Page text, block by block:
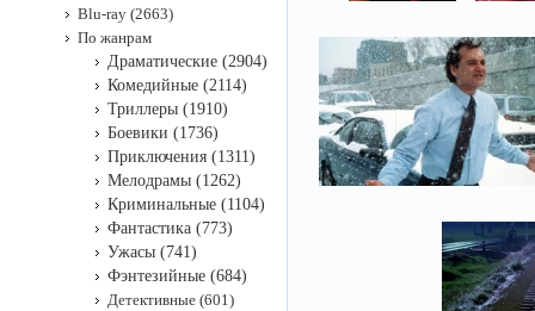
Blu-ray (2663)
По жанрам
Драматические (2904)
Комедийные (2114)
Триллеры (1910)
Боевики (1736)
Приключения (1311)
Мелодрамы (1262)
Криминальные (1104)
Фантастика (773)
Ужасы (741)
Фэнтезийные (684)
Детективные (601)